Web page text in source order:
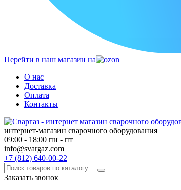
Перейти в наш магазин на
О нас
Доставка
Оплата
Контакты
интернет-магазин сварочного оборудования
09:00 - 18:00 пн - пт
info@svargaz.com
+7 (812) 640-00-22
Заказать звонок